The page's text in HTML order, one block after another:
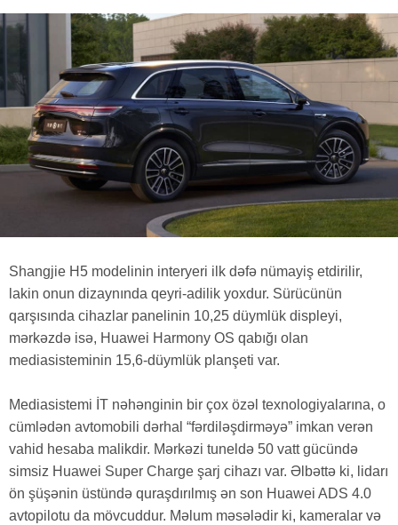
Shangjie H5 modelinin interyeri ilk dəfə nümayiş etdirilir,
lakin onun dizaynında qeyri-adilik yoxdur. Sürücünün
qarşısında cihazlar panelinin 10,25 düymlük displeyi,
mərkəzdə isə, Huawei Harmony OS qabığı olan
mediasisteminin 15,6-düymlük planşeti var.
Mediasistemi İT nəhənginin bir çox özəl texnologiyalarına, o
cümlədən avtomobili dərhal “fərdiləşdirməyə” imkan verən
vahid hesaba malikdir. Mərkəzi tuneldə 50 vatt gücündə
simsiz Huawei Super Charge şarj cihazı var. Əlbəttə ki, lidarı
ön şüşənin üstündə quraşdırılmış ən son Huawei ADS 4.0
avtopilotu da mövcuddur. Məlum məsələdir ki, kameralar və